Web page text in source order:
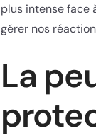
plus intense face
gérer nos
La